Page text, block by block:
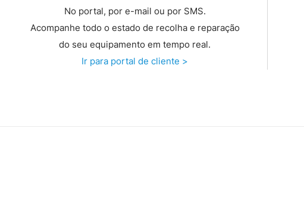
No portal, por e-mail ou por SMS.
Acompanhe todo o estado de recolha e reparação
do seu equipamento em tempo real.
Ir para portal de cliente >